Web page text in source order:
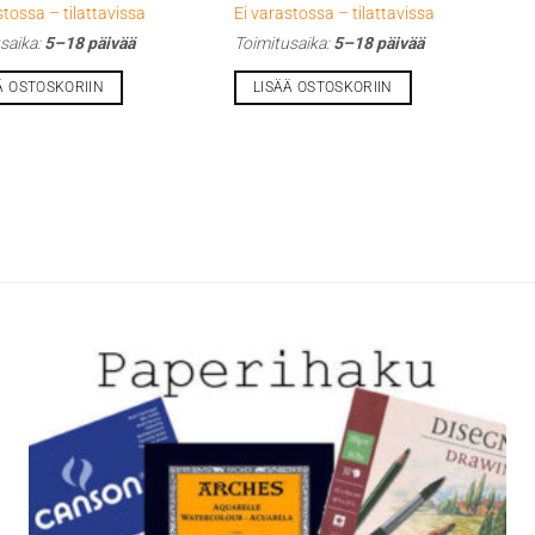
– tilattavissa
5–18 päivää
OSTOSKORIIN
Ei varastossa – tilattavissa
Toimitusaika:5–18 päivää
LISÄÄ OSTOSKORIIN